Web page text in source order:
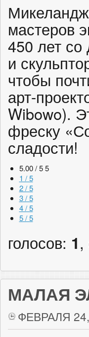
мастеров
450 лет
и
чтобы
арт-
Wibowo).
фреску
сладости!
5.00 / 5 5
1 / 5
2 / 5
3 / 5
4 / 5
5 / 5
голосов: 1,
МАЛАЯ
ФЕВРАЛЯ